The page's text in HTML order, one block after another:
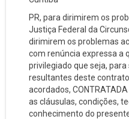
PR, para dirimirem os
Justiça Federal da
dirimirem os problemas
com renúncia expressa a
privilegiado que seja,
resultantes deste
acordados,
as cláusulas, condições,
conhecimento do